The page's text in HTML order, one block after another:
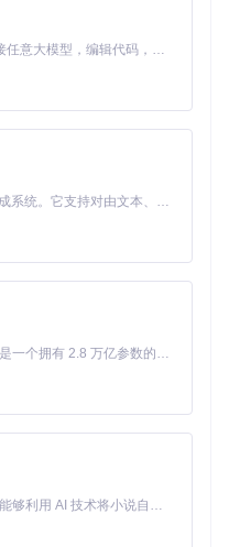
供了丰富的数据处理组件
的集成特别适合需要 快速
景包括：
库
作业，暴露为WebService
如文件上传）
数据库或发送通知）
重试机制
n8n+Talend集成
换）
大
Claude Code 的开源替代方案。连接任意大模型，编辑代码，运行命令，自动验证 — 全自动执行。用 Rust 构建，极致性能。 ｜ An open-source alternative to Claude Code. Connect any LLM, edit code, run commands, and verify changes — autonomously. Built in Rust for speed. Get Started
MiniMax H3 是一个通用的全模态生成系统。它支持对由文本、图像、视频和音频组成的多模态上下文进行统一理解，并能生成分辨率高达 2K、时长可达 15 秒的带原生立体声音频的视频。得益于面向任务泛化的系统设计，H3 在预训练阶段就已具备广泛的多模态上下文理解与生成能力，能够出色地执行复杂的多模态指令。
Kimi K3 是Kimi能力最强的模型：这是一个拥有 2.8 万亿参数的混合专家（MoE）模型，具备原生视觉理解能力，并支持 100 万 token 的上下文窗口。
Toonflow 是一款 AI 短剧漫剧工具，能够利用 AI 技术将小说自动转化为剧本，并结合 AI 生成的图片和视频，实现高效的短剧创作。借助 Toonflow，可以轻松完成从文字到影像的全流程，让短剧制作变得更加智能与便捷。